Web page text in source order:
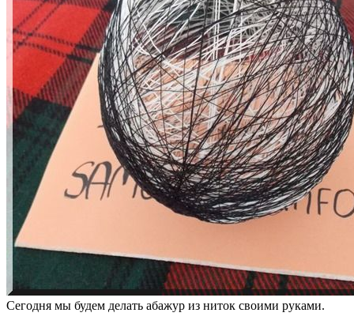
Сегодня мы будем делать абажур из ниток своими руками.